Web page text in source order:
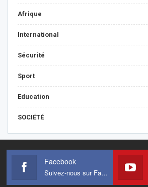
Afrique
International
Sécurité
Sport
Education
SOCIÉTÉ
Facebook
Suivez-nous sur Facebook